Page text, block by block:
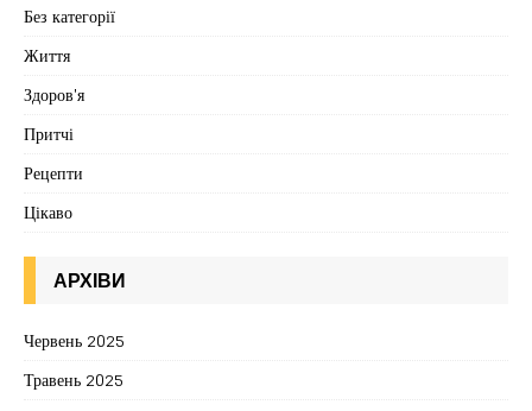
Без категорії
Життя
Здоров'я
Притчі
Рецепти
Цікаво
АРХІВИ
Червень 2025
Травень 2025